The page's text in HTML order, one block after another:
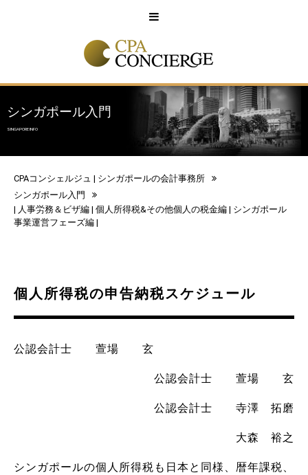
シンガポール入門
SINGAPORE INFO
CPAコンシェルジュ | シンガポールの会計事務所
シンガポール入門
| 人事労務＆ビザ編 | 個人所得税&その他個人の税金編 | シンガポール
事業運営フェーズ編 |
個人所得税の申告納税スケジュール
公認会計士 萱場 玄
公認会計士 萱場 玄
公認会計士 寺澤 拓磨
大森 裕之
シンガポールの個人所得税も日本と同様、暦年課税、